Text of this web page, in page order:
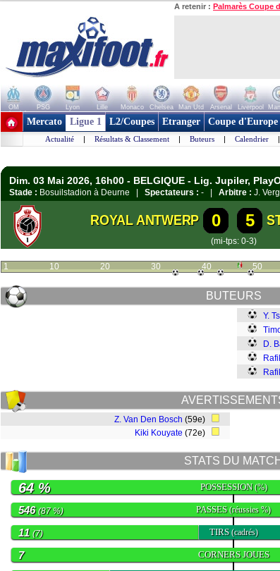
A retenir : Palmarès Coupe
OM PSG Lyon Lille Monaco Chelsea Man Utd Arsenal Liverpool
+ de clubs
Mercato Ligue 1 L2/Coupes Etranger Coupe d'Europe
Actualité | Résultats & Classement | Buteurs | Calendrier |
Dim. 03 Mai 2026, 16h00 - BELGIQUE - Lig. Jupiler,
Stade : Bosuilstadion à Deurne | Spectateurs : - | Arbitre : J.
ROYAL ANTWERP 0 5
(mi-tps: 0-3)
1 10 20 30 40 50
BUTEURS
Y.
D.
Z. Van Den Bosch (59e)
Kiki Kouyate (72e)
STATS DU MATCH
POSSESSION(%)
64 %
PASSES(réussies %)
546(87 %)
TIRS(cadrés)
11 (7)
CORNERS JOUES
7